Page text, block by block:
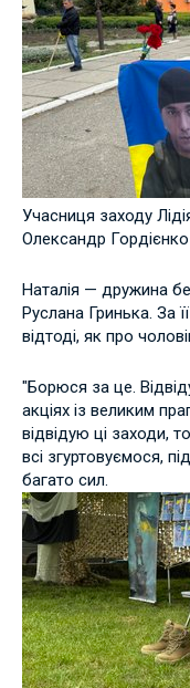
Учасниця заходу
Олександр Гордієнко
Наталія — дружина
Руслана Гринька. За
відтоді, як про
"Борюся за це.
акціях із великим
відвідую ці заходи,
всі згуртовуємося,
багато сил.